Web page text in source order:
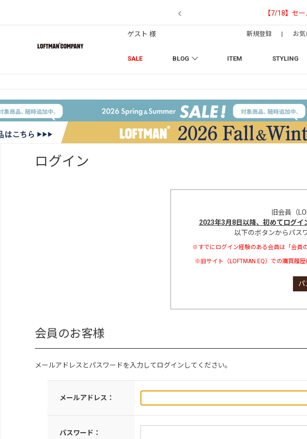
【
SALE BLOG ITEM STYLING
ゲスト 様 新規登録 | お気
ログイン
旧会員（
2023年3月8日以降、初めてログイ
以下のボタンからパス
※すでにログイン経験のある会員は「会員
※旧サイト（LOFTMAN EQ）での購買履
パ
会員のお客様
メールアドレスとパスワードを入力してログインしてください。
メールアドレス：
パスワード：